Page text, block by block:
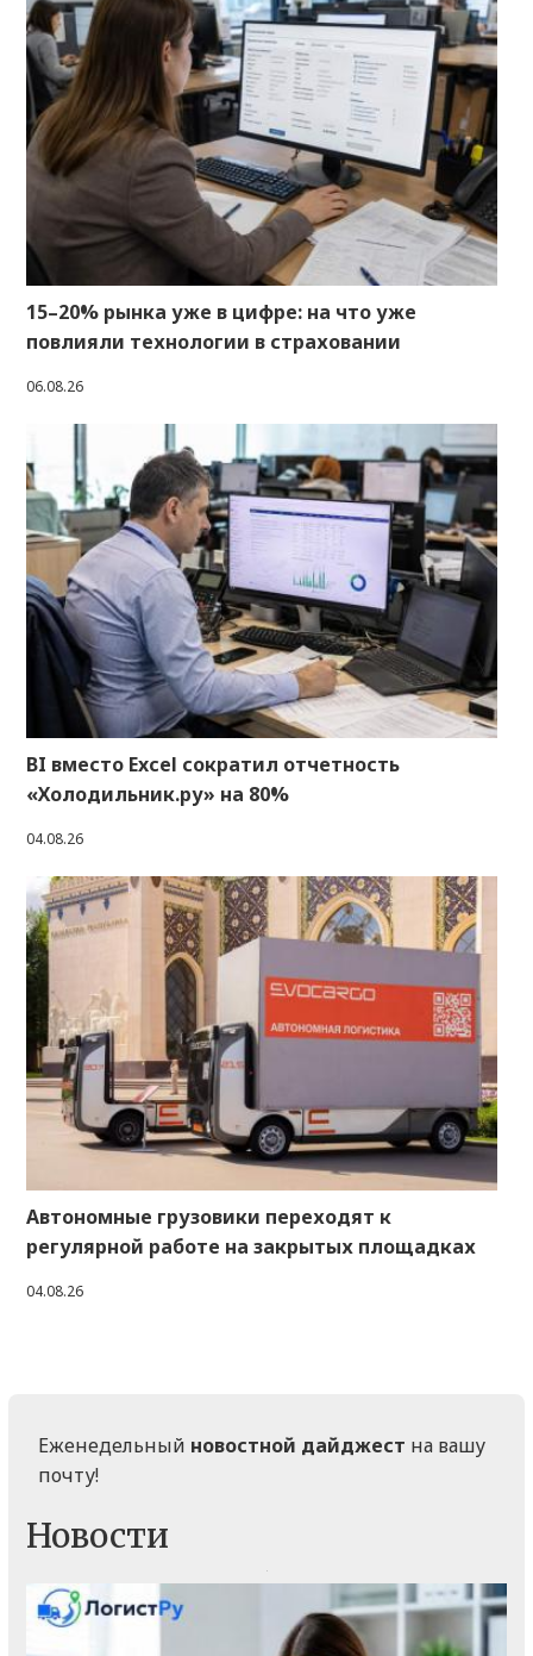
15–20% рынка уже в цифре: на что уже
повлияли технологии в страховании
06.08.26
BI вместо Excel сократил отчетность
«Холодильник.ру» на 80%
04.08.26
Автономные грузовики переходят к
регулярной работе на закрытых площадках
04.08.26
Еженедельный новостной дайджест на вашу
почту!
Новости